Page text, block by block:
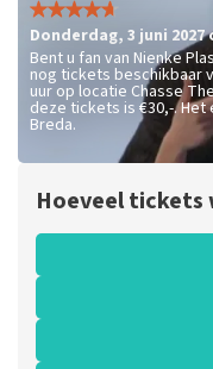
donderdag, 3 juni 2027
Bent u fan van Nienke
nog tickets beschikbaar
uur op locatie Chasse
deze tickets is €30,-. Het
Breda.
Hoeveel tickets